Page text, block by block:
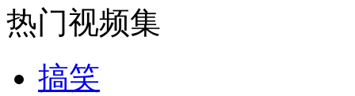
热门视频集
搞笑